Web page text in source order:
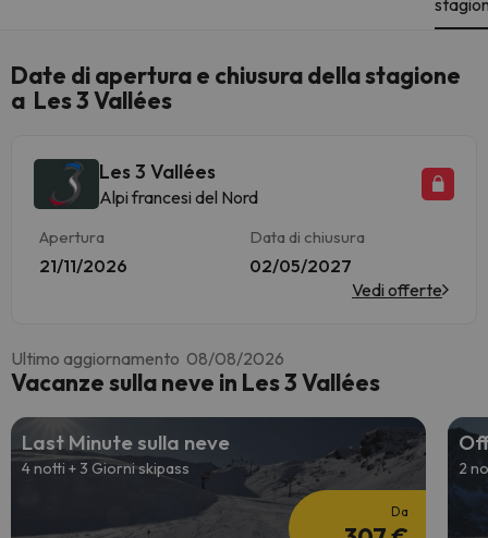
Date di apertura e chiusura della stagione
a Les 3 Vallées
Les 3 Vallées
Alpi francesi del Nord
Apertura
21/11/2026
Data di chiusura
02/05/2027
Vedi offerte
Ultimo aggiornamento 08/08/2026
Vacanze sulla neve in Les 3 Vallées
Last Minute sulla neve
4 notti + 3 Giorni skipass
Da
2